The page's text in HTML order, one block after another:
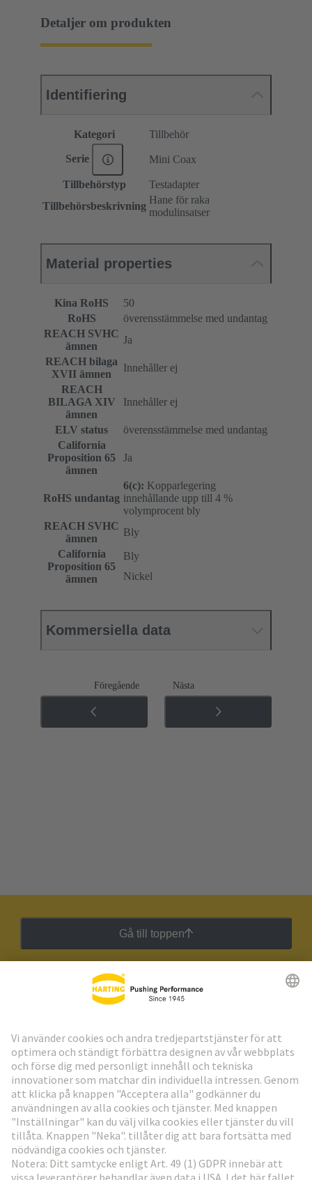
Detaljer om produkten
Identifiering
Kategori Tillbehör
Serie Mini Coax
Tillbehörstyp
Testadapter
Tillbehörsbeskrivning
Hane för raka
modulinsatser
Material properties
Kina RoHS
50
RoHS
överensstämmelse med undantag
REACH SVHC
ämnen
Ja
REACH bilaga
XVII ämnen
Innehåller ej
REACH
BILAGA XIV
ämnen
Innehåller ej
ELV status
överensstämmelse med undantag
California
Proposition 65
ämnen
Ja
RoHS undantag
6(c): Kopparlegering
innehållande upp till 4 %
volymprocent bly
REACH SVHC
ämnen
Bly
California
Proposition 65
ämnen
Bly
Nickel
Kommersiella data
Föregående Nästa
Gå till toppen
HARTING:s nyhetsbrev
Gå till registrering
Social Media